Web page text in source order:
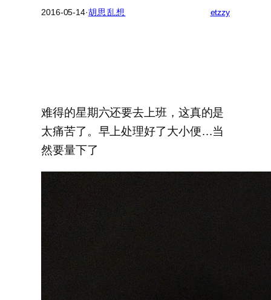
2016-05-14·胡思乱想 etzzy
难得的星期六还要去上班，这真的是
太痛苦了。早上处理好了大小便…当
然要量下了